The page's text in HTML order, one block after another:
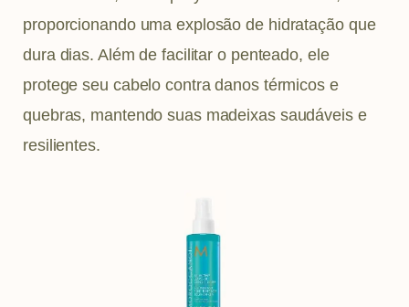
proporcionando uma explosão de hidratação que
dura dias. Além de facilitar o penteado, ele
protege seu cabelo contra danos térmicos e
quebras, mantendo suas madeixas saudáveis e
resilientes.